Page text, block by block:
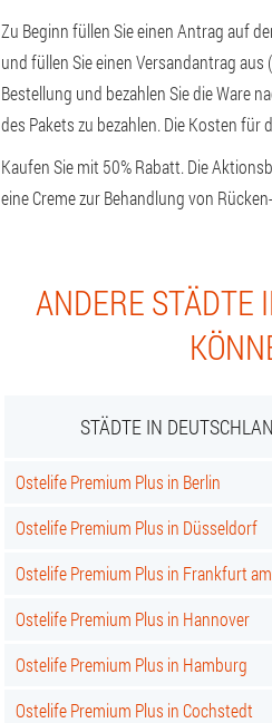
Zu Beginn füllen Sie einen Antrag auf
und füllen Sie einen Versandantrag aus
Bestellung und bezahlen Sie die Ware
des Pakets zu bezahlen. Die Kosten für
Kaufen Sie mit 50% Rabatt. Die
eine Creme zur Behandlung von
ANDERE STÄDTE
STÄDTE IN
Ostelife Premium Plus in Berlin
Ostelife Premium Plus in Düsseldorf
Ostelife Premium Plus in Frankfurt
Ostelife Premium Plus in Hannover
Ostelife Premium Plus in Hamburg
Ostelife Premium Plus in Cochstedt